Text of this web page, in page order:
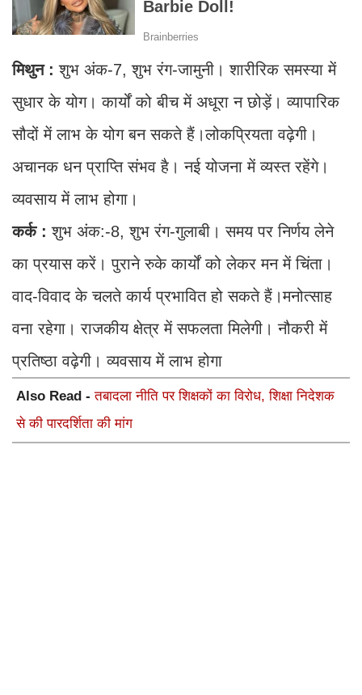
मिथुन : शुभ अंक-7, शुभ रंग-जामुनी। शारीरिक समस्या में
सुधार के योग। कार्यों को बीच में अधूरा न छोड़ें। व्यापारिक
सौदों में लाभ के योग बन सकते हैं।लोकप्रियता वढ़ेगी।
अचानक धन प्राप्ति संभव है। नई योजना में व्यस्त रहेंगे।
व्यवसाय में लाभ होगा।
कर्क :शुभ अंक:-8, शुभ रंग-गुलाबी। समय पर निर्णय लेने
का प्रयास करें। पुराने रुके कार्यों को लेकर मन में चिंता।
वाद-विवाद के चलते कार्य प्रभावित हो सकते हैं।मनोत्साह
वना रहेगा। राजकीय क्षेत्र में सफलता मिलेगी। नौकरी में
प्रतिष्ठा वढ़ेगी। व्यवसाय में लाभ होगा
Also Read -तबादला नीति पर शिक्षकों का विरोध, शिक्षा निदेशक
से की पारदर्शिता की मांग